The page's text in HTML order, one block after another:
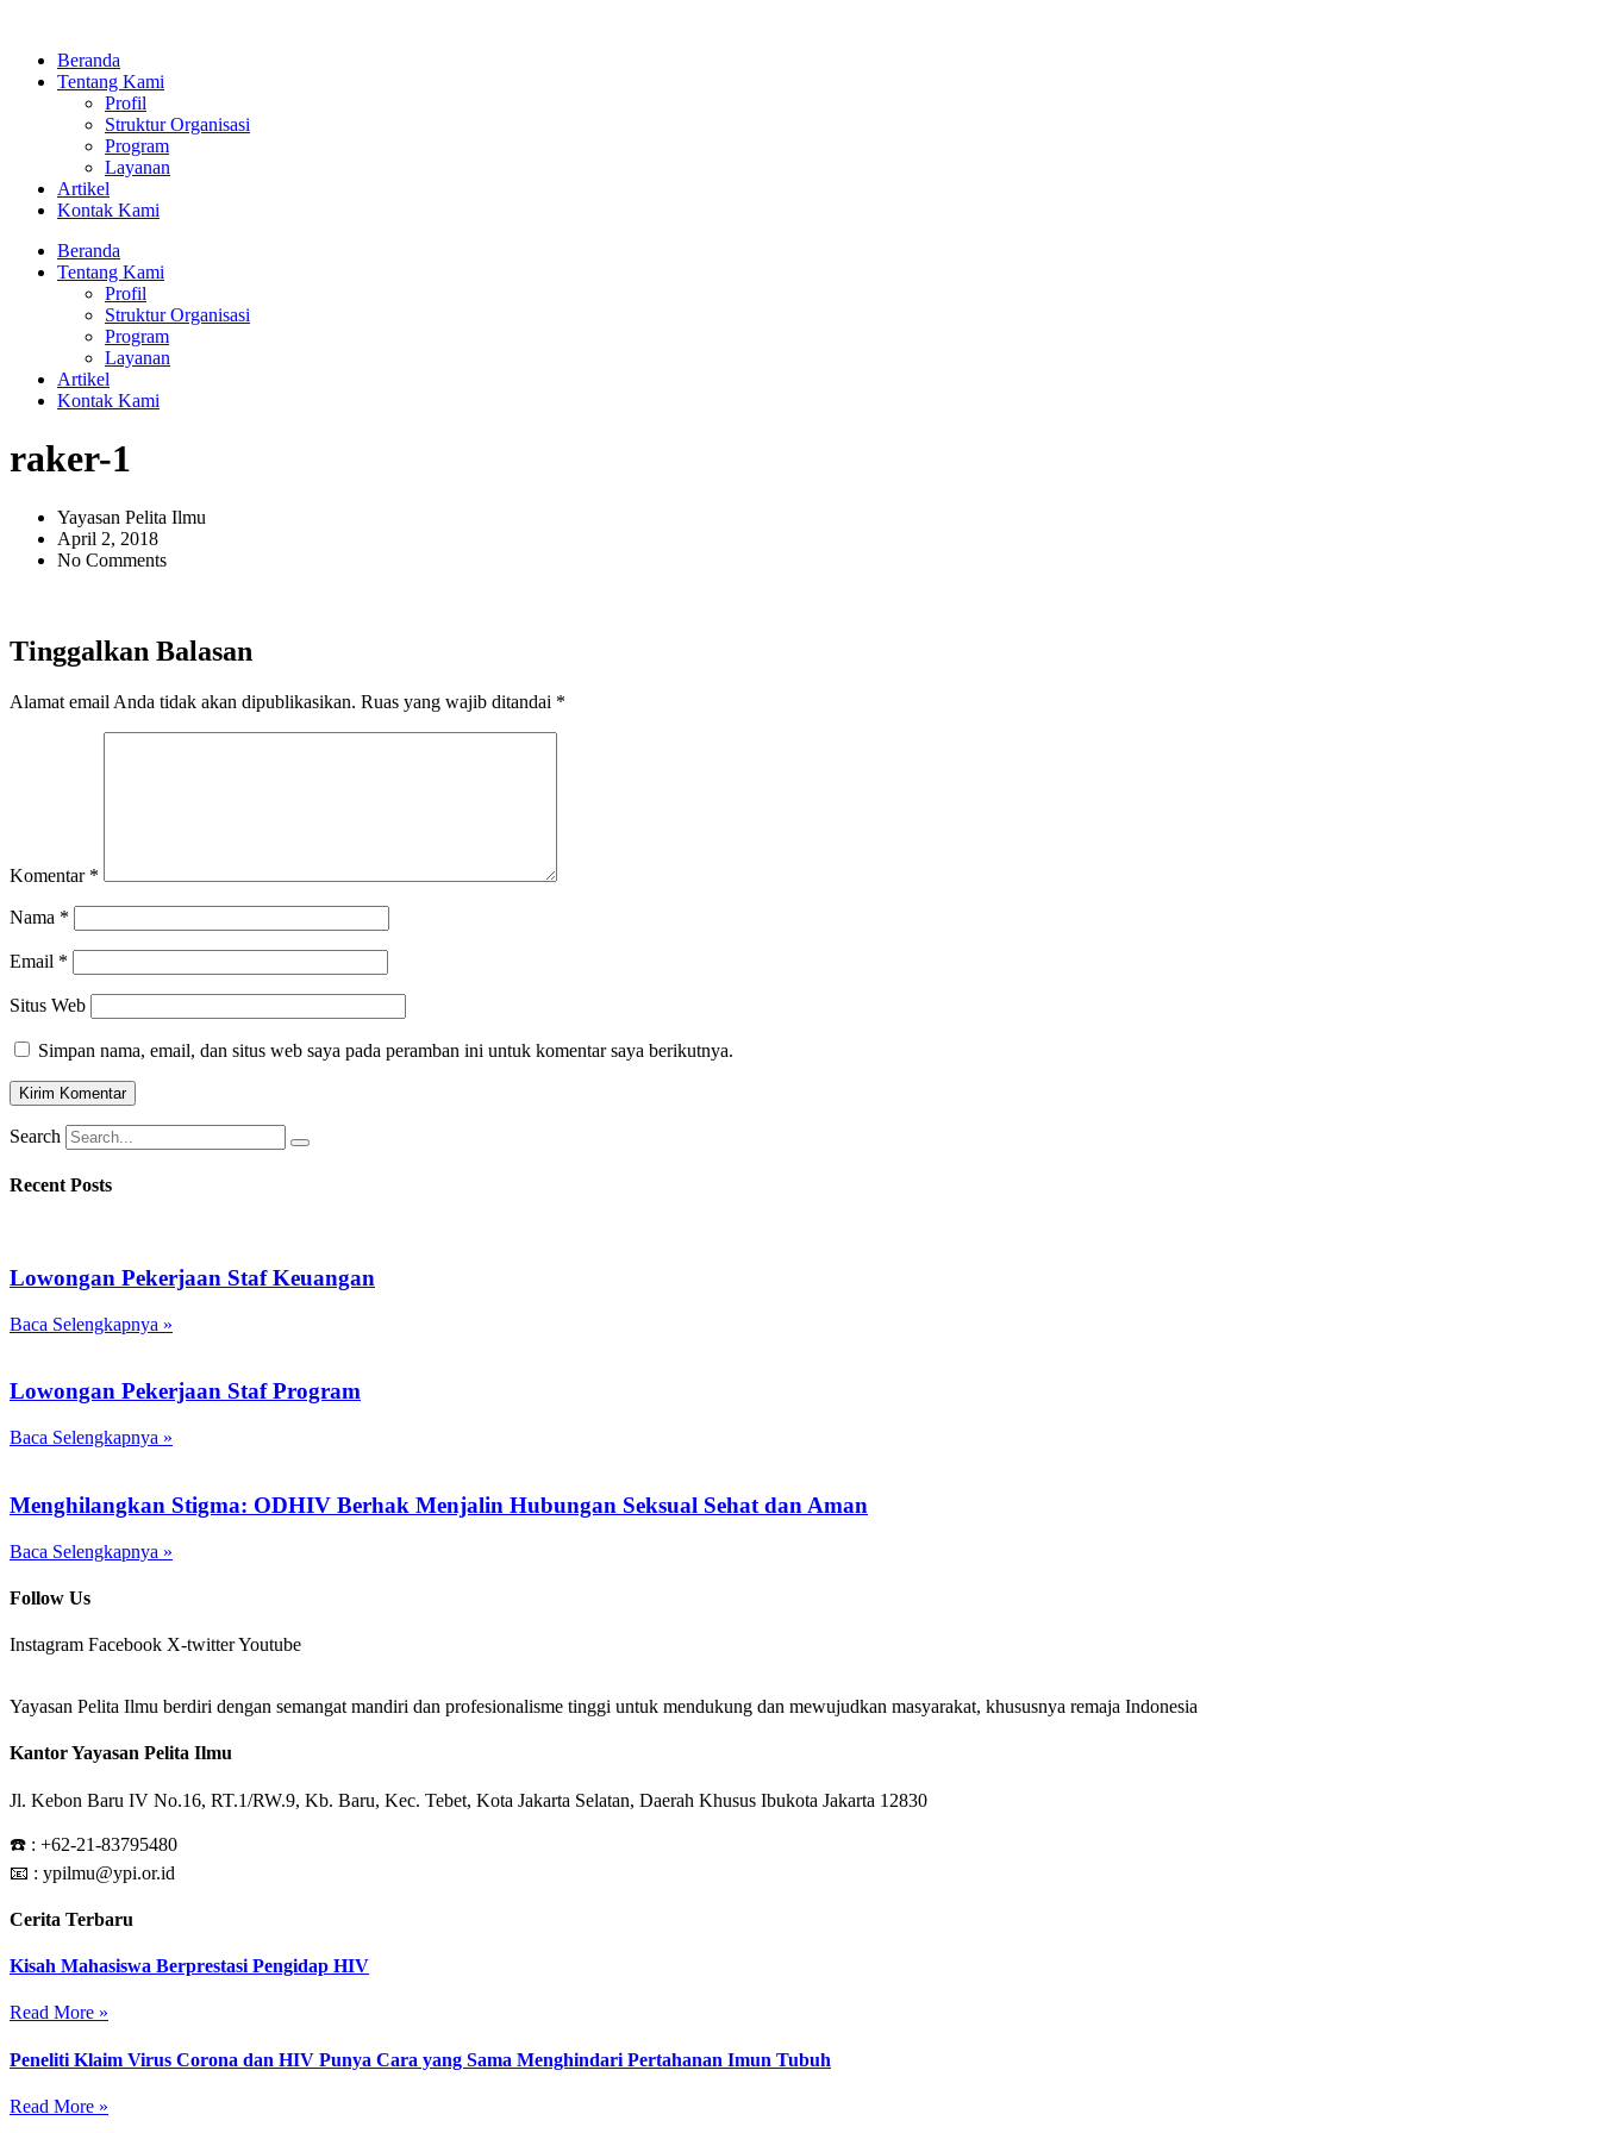
kontenBeranda
Tentang Kami
Profil
Struktur Organisasi
Program
Layanan
Artikel
Kontak Kami
Beranda
Tentang Kami
Profil
Struktur Organisasi
Program
Layanan
Artikel
Kontak Kami
raker-1
Yayasan Pelita Ilmu
April 2, 2018
No Comments
Tinggalkan Balasan
Alamat email Anda tidak akan dipublikasikan. Ruas yang wajib ditandai *
Komentar *
Nama *
Email *
Situs Web
Simpan nama, email, dan situs web saya pada peramban ini untuk komentar saya berikutnya.
Search
Recent Posts
Lowongan Pekerjaan Staf Keuangan
Baca Selengkapnya »
Lowongan Pekerjaan Staf Program
Baca Selengkapnya »
Menghilangkan Stigma: ODHIV Berhak Menjalin Hubungan Seksual Sehat dan Aman
Baca Selengkapnya »
Follow Us
Instagram Facebook X-twitterYoutube
Yayasan Pelita Ilmu berdiri dengan semangat mandiri dan profesionalisme tinggi untuk mendukung dan mewujudkan masyarakat, khususnya remaja Indonesia
Kantor Yayasan Pelita Ilmu
Jl. Kebon Baru IV No.16, RT.1/RW.9, Kb. Baru, Kec. Tebet, Kota Jakarta Selatan, Daerah Khusus Ibukota Jakarta 12830
☎️ : +62-21-83795480
📧 : ypilmu@ypi.or.id
Cerita Terbaru
Kisah Mahasiswa Berprestasi Pengidap HIV
Read More »
Peneliti Klaim Virus Corona dan HIV Punya Cara yang Sama Menghindari Pertahanan Imun Tubuh
Read More »